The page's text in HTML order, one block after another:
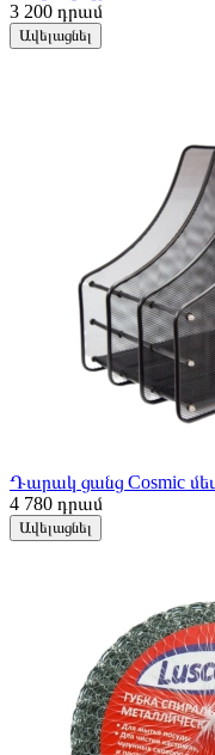
3 200 դրամ
Ավելացնել
Դարակ ցանց Cosmic
4 780 դրամ
Ավելացնել